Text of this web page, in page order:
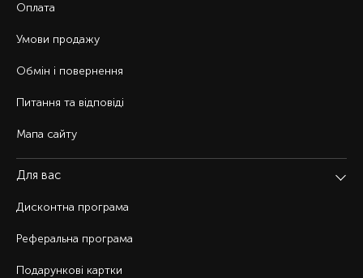
Оплата
Умови продажу
Обмін і повернення
Питання та відповіді
Мапа сайту
Для вас
Дисконтна програма
Реферальна програма
Подарункові картки